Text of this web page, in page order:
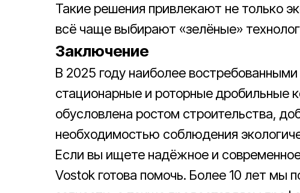
Такие решения привлекают не только
всё чаще выбирают «зелёные»
Заключение
В 2025 году наиболее
стационарные и роторные дробильные
обусловлена ростом строительства,
необходимостью соблюдения
Если вы ищете надёжное и
Vostok готова помочь. Более 10 лет мы